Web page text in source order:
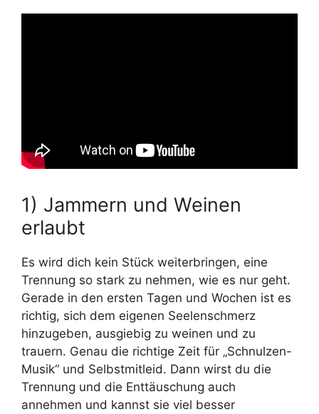
1) Jammern und Weinen
erlaubt
Es wird dich kein Stück weiterbringen, eine
Trennung so stark zu nehmen, wie es nur geht.
Gerade in den ersten Tagen und Wochen ist es
richtig, sich dem eigenen Seelenschmerz
hinzugeben, ausgiebig zu weinen und zu
trauern. Genau die richtige Zeit für „Schnulzen-
Musik“ und Selbstmitleid. Dann wirst du die
Trennung und die Enttäuschung auch
annehmen und kannst sie viel besser